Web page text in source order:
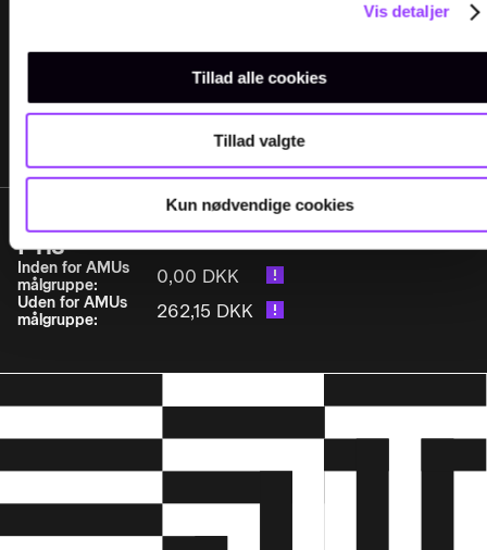
Vis detaljer
Tillad alle cookies
Tillad valgte
Kun nødvendige cookies
TEC Gladsaxe
Tobaksvejen 15-19
2860 Søborg
14740138836RKV33
Pris
Inden for AMUs
målgruppe:
0,00 DKK
Uden for AMUs
målgruppe:
262,15 DKK